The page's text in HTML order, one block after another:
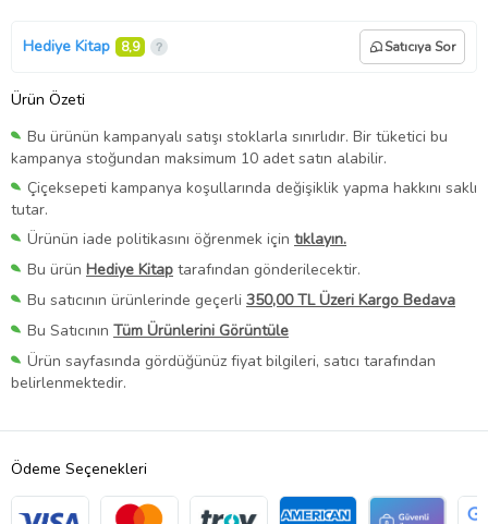
Hediye Kitap 8,9 Satıcıya Sor
Ürün Özeti
Bu ürünün kampanyalı satışı stoklarla sınırlıdır. Bir tüketici bu
kampanya stoğundan maksimum 10 adet satın alabilir.
Çiçeksepeti kampanya koşullarında değişiklik yapma hakkını saklı
tutar.
Ürünün iade politikasını öğrenmek için tıklayın.
Bu ürün Hediye Kitap tarafından gönderilecektir.
Bu satıcının ürünlerinde geçerli 350,00 TL Üzeri Kargo Bedava
Bu Satıcının Tüm Ürünlerini Görüntüle
Ürün sayfasında gördüğünüz fiyat bilgileri, satıcı tarafından
belirlenmektedir.
Ödeme Seçenekleri